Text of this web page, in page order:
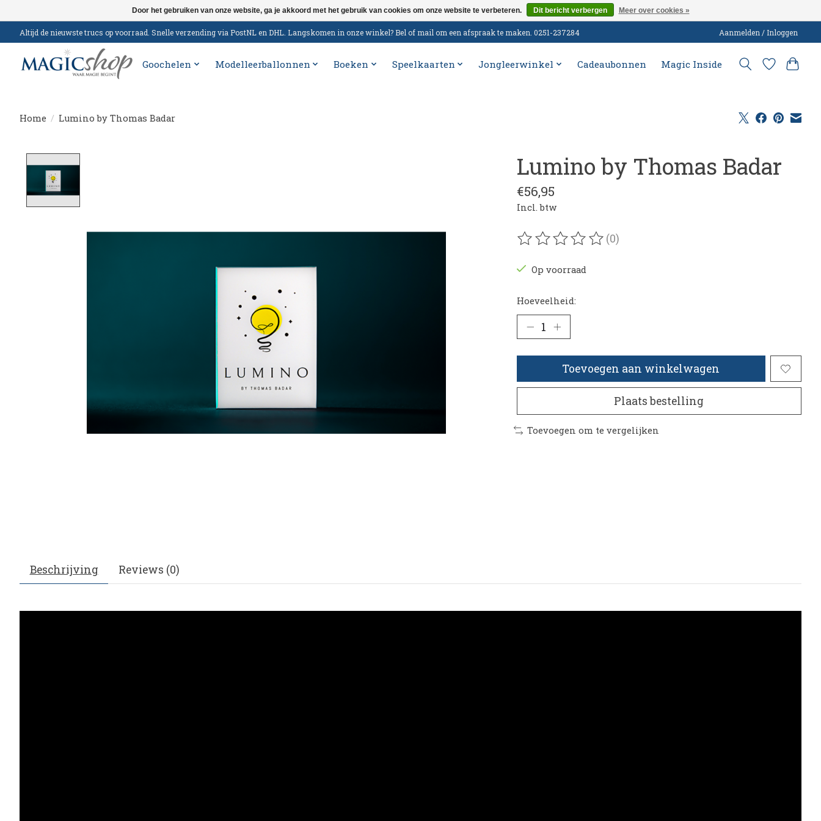
Altijd de nieuwste trucs op voorraad. Snelle verzending via PostNL en DHL. Langskomen in onze winkel? Bel of mail om een afspraak te maken. 0251-237284 Aanmelden / Inloggen
Goochelen Modelleerballonnen Boeken Speelkaarten Jongleerwinkel Cadeaubonnen Magic Inside
Home / Lumino by Thomas Badar
Lumino by Thomas Badar
€56,95
Incl. btw
De beoordeling van dit product is
(0)
Op voorraad
Hoeveelheid:
Toevoegen aan winkelwagen
Plaats bestelling
Toevoegen om te vergelijken
Beschrijving Reviews (0)
Door het gebruiken van onze website, ga je akkoord met het gebruik van cookies om onze website te verbeteren. Dit bericht verbergen Meer over cookies »